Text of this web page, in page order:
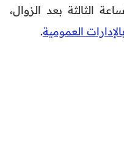
الثالثة بعد الزوال،
بالإدارات العمومية.